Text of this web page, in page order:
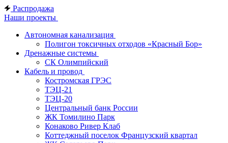
Распродажа
Наши проекты
Автономная канализация
Полигон токсичных отходов «Красный Бор»
Дренажные системы
СК Олимпийский
Кабель и провод
Костромская ГРЭС
ТЭЦ-21
ТЭЦ-20
Центральный банк России
ЖК Томилино Парк
Конаково Ривер Клаб
Коттеджный поселок Французский квартал